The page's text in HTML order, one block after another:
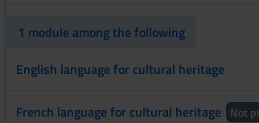
1 module among the following
English language for cultural heritage
French language for cultural heritage Not